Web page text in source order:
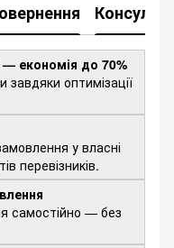
— економія до 70%
оптимізації
у власні
перевізників.
самостійно — без